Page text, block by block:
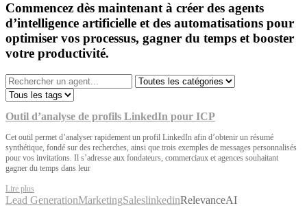
Commencez dès maintenant à créer des agents
d’intelligence artificielle et des automatisations pour
optimiser vos processus, gagner du temps et booster
votre productivité.
Outil d’analyse de profils LinkedIn pour ICP
Cet outil permet d’analyser rapidement un profil LinkedIn afin d’obtenir un résumé
synthétique, fondé sur des recherches, ainsi que trois exemples de messages personnalisés
pour vos invitations. Il s’adresse aux fondateurs, commerciaux et agences souhaitant
gagner du temps dans leur
Lire plus
Lead GenerationMarketingSaleslinkedinRelevanceAI